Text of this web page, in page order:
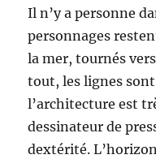
Il n’y a personne
personnages
la mer, tournés
tout, les lignes
l’architecture est
dessinateur de
dextérité.